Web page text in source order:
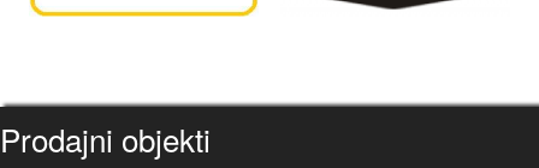
Prodajni objekti